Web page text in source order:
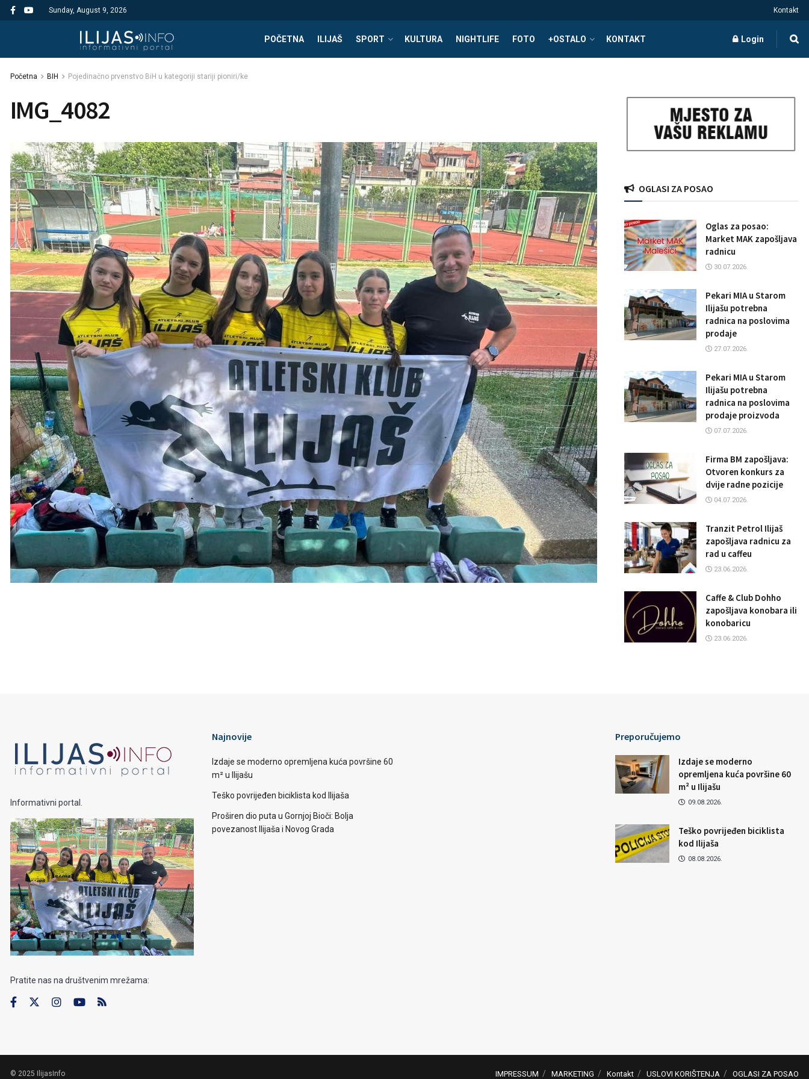
Sunday, August 9, 2026 Kontakt
POČETNA ILIJAŠ SPORT KULTURA NIGHTLIFE FOTO +OSTALO KONTAKT Login
Početna BIH Pojedinačno prvenstvo BiH u kategoriji stariji pioniri/ke
IMG_4082
OGLASI ZA POSAO
Oglas za posao:
Market MAK zapošljava
radnicu
30.07.2026.
Pekari MIA u Starom
Ilijašu potrebna
radnica na poslovima
prodaje
27.07.2026.
Pekari MIA u Starom
Ilijašu potrebna
radnica na poslovima
prodaje proizvoda
07.07.2026.
Firma BM zapošljava:
Otvoren konkurs za
dvije radne pozicije
04.07.2026.
Tranzit Petrol Ilijaš
zapošljava radnicu za
rad u caffeu
23.06.2026.
Caffe & Club Dohho
zapošljava konobara ili
konobaricu
23.06.2026.
Informativni portal.
Pratite nas na društvenim mrežama:
Najnovije
Izdaje se moderno opremljena kuća površine 60
m² u Ilijašu
Teško povrijeđen biciklista kod Ilijaša
Proširen dio puta u Gornjoj Bioči: Bolja
povezanost Ilijaša i Novog Grada
Preporučujemo
Izdaje se moderno
opremljena kuća površine 60
m² u Ilijašu
09.08.2026.
Teško povrijeđen biciklista
kod Ilijaša
08.08.2026.
IMPRESSUM MARKETING Kontakt USLOVI KORIŠTENJA OGLASI ZA POSAO
© 2025 IlijasInfo